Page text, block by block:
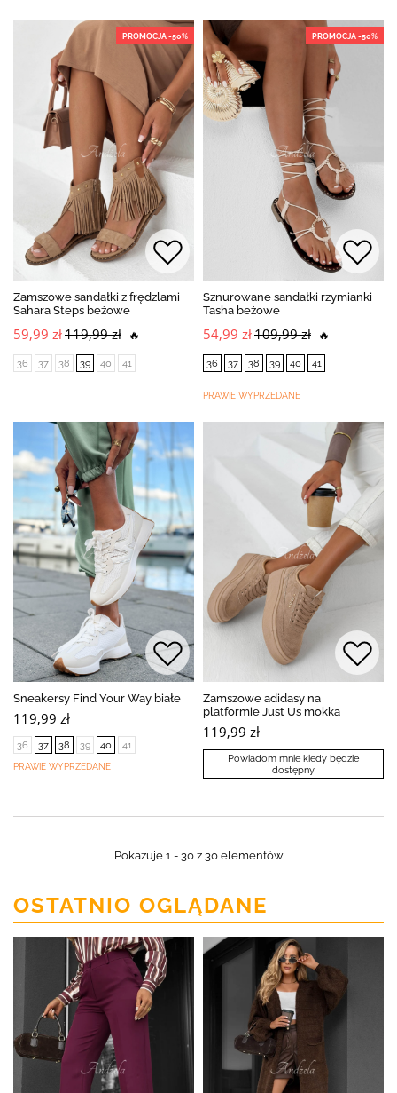
PROMOCJA -50%
Zamszowe sandałki z frędzlami
Sahara Steps beżowe
59,99 zł119,99 zł 🔥
36 37 38 39 40 41
PROMOCJA -50%
Sznurowane sandałki rzymianki
Tasha beżowe
54,99 zł109,99 zł 🔥
36 37 38 39 40 41
PRAWIE WYPRZEDANE
Sneakersy Find Your Way białe
119,99 zł
36 37 38 39 40 41
PRAWIE WYPRZEDANE
Zamszowe adidasy na
platformie Just Us mokka
119,99 zł
Powiadom mnie kiedy będzie
dostępny
Pokazuje 1 - 30 z 30 elementów
OSTATNIO OGLĄDANE